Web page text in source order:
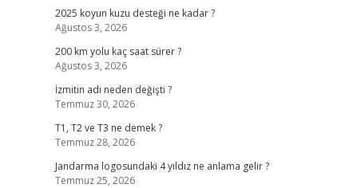
2025 koyun kuzu desteği ne kadar ?
Ağustos 3, 2026
200 km yolu kaç saat sürer ?
Ağustos 3, 2026
İzmitin adı neden değişti ?
Temmuz 30, 2026
T1, T2 ve T3 ne demek ?
Temmuz 28, 2026
Jandarma logosundaki 4 yıldız ne anlama gelir ?
Temmuz 25, 2026